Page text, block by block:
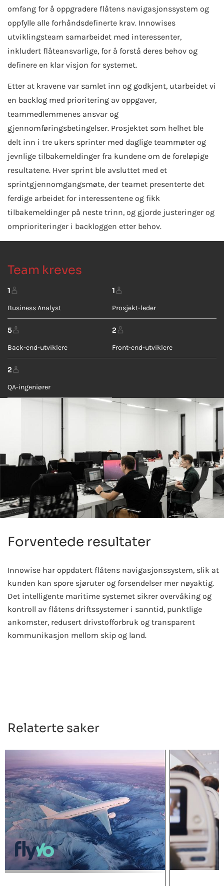
omfang for å oppgradere flåtens navigasjonssystem og
oppfylle alle forhåndsdefinerte krav. Innowises
utviklingsteam samarbeidet med interessenter,
inkludert flåteansvarlige, for å forstå deres behov og
definere en klar visjon for systemet.
Etter at kravene var samlet inn og godkjent, utarbeidet vi
en backlog med prioritering av oppgaver,
teammedlemmenes ansvar og
gjennomføringsbetingelser. Prosjektet som helhet ble
delt inn i tre ukers sprinter med daglige teammøter og
jevnlige tilbakemeldinger fra kundene om de foreløpige
resultatene. Hver sprint ble avsluttet med et
sprintgjennomgangsmøte, der teamet presenterte det
ferdige arbeidet for interessentene og fikk
tilbakemeldinger på neste trinn, og gjorde justeringer og
omprioriteringer i backloggen etter behov.
Team kreves
1
Business Analyst
1
Prosjekt-leder
5
Back-end-utviklere
2
Front-end-utviklere
2
QA-ingeniører
Forventede resultater
Innowise har oppdatert flåtens navigasjonssystem, slik at
kunden kan spore sjøruter og forsendelser mer nøyaktig.
Det intelligente maritime systemet sikrer overvåking og
kontroll av flåtens driftssystemer i sanntid, punktlige
ankomster, redusert drivstofforbruk og transparent
kommunikasjon mellom skip og land.
Relaterte saker